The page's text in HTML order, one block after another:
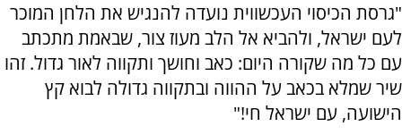
"גרסת הכיסוי העכשווית נועדה להנגיש את הלחן המוכר
לעם ישראל, ולהביא אל הלב מעוז צור, שבאמת מתכתב
עם כל מה שקורה היום: כאב וחושך ותקווה לאור גדול. זהו
שיר שמלא בכאב על ההווה ובתקווה גדולה לבוא קץ
הישועה, עם ישראל חי!"